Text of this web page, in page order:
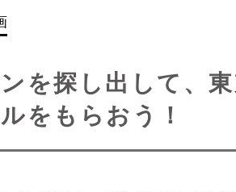
を探し出して、
をもらおう！